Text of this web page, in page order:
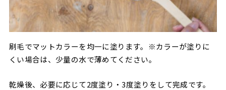
刷毛でマットカラーを均一に塗ります。※カラーが塗りに
くい場合は、少量の水で薄めてください。
乾燥後、必要に応じて2度塗り・3度塗りをして完成です。